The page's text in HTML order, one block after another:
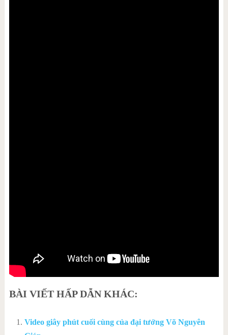
BÀI VIẾT HẤP DẪN KHÁC:
Video giây phút cuối cùng của đại tướng Võ Nguyên